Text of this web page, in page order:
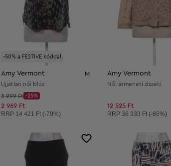
-50% a FESTIVE kóddal
Amy Vermont M
Ujjatlan női blúz
Kezdő ár:
3 999 Ft
Discount Price:
-25%
Csökkentett ár:
2 969 Ft
Ajánlott ár:
RRP 14 421 Ft (-79%)
Amy Vermont
Női átmeneti dzseki
12 525 Ft
Ajánlott ár:
RRP 36 333 Ft (-65%)